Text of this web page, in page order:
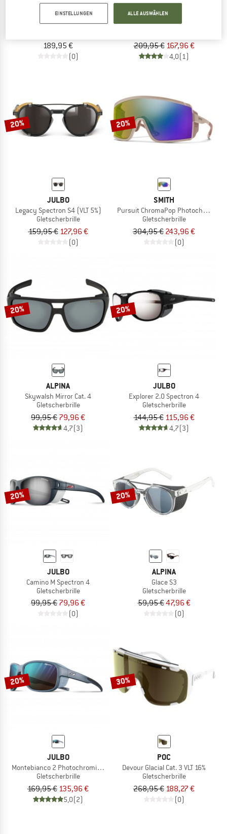
JULBO
Shield Reactiv Photochromic S2-4
189,95 €
(0)
SMITH
Embark ChromaPop Polarized Mirror
209,95 € 167,96 €
4,0(1)
20%
JULBO
Legacy Spectron S4 (VLT 5%)
Gletscherbrille
159,95 € 127,96 €
(0)
20%
SMITH
Pursuit ChromaPop Photochromic
Gletscherbrille
304,95 € 243,96 €
(0)
20%
ALPINA
Skywalsh Mirror Cat. 4
Gletscherbrille
99,95 € 79,96 €
4,7(3)
20%
JULBO
Explorer 2.0 Spectron 4
Gletscherbrille
144,95 € 115,96 €
4,7(3)
20%
JULBO
Camino M Spectron 4
Gletscherbrille
99,95 € 79,96 €
(0)
20%
ALPINA
Glace S3
Gletscherbrille
59,95 €47,96 €
(0)
20%
JULBO
Montebianco 2 Photochromic S 2-4 (VLT 7-35%)
Gletscherbrille
169,95 € 135,96 €
5,0(2)
30%
POC
Devour Glacial Cat. 3 VLT 16%
Gletscherbrille
268,95 € 188,27 €
(0)
EINSTELLUNGEN ALLE AUSWÄHLEN